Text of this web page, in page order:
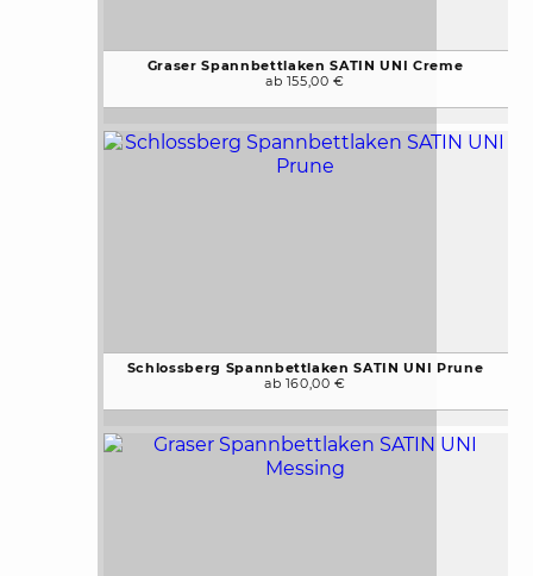
Graser Spannbettlaken SATIN UNI Creme
ab 155,00 €
Schlossberg Spannbettlaken SATIN UNI Prune
ab 160,00 €